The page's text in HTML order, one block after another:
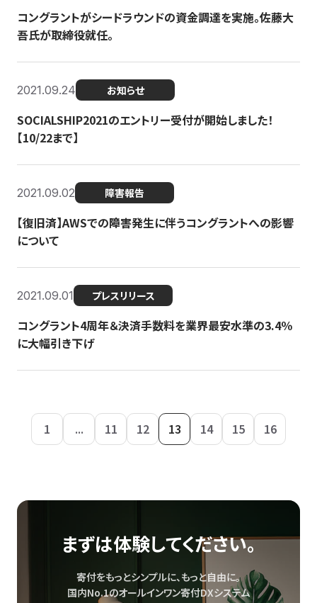
コングラントがシードラウンドの資金調達を実施。佐藤大
吾氏が取締役就任。
2021.09.24 お知らせ
SOCIALSHIP2021のエントリー受付が開始しました！
【10/22まで】
2021.09.02 障害報告
【復旧済】AWSでの障害発生に伴うコングラントへの影響
について
2021.09.01 プレスリリース
コングラント4周年＆決済手数料を業界最安水準の3.4％
に大幅引き下げ
1 ... 11 12 13 14 15 16
まずは体験してください。
寄付をもっとシンプルに、もっと自由に。
国内No.1のオールインワン寄付DXシステム